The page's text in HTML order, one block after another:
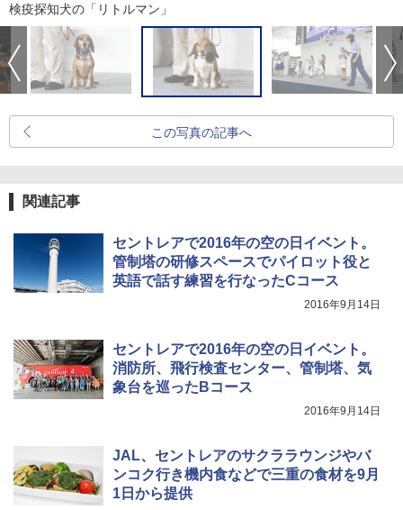
検疫探知犬の「リトルマン」
この写真の記事へ
関連記事
セントレアで2016年の空の日イベント。
管制塔の研修スペースでパイロット役と
英語で話す練習を行なったCコース
2016年9月14日
セントレアで2016年の空の日イベント。
消防所、飛行検査センター、管制塔、気
象台を巡ったBコース
2016年9月14日
JAL、セントレアのサクララウンジやバ
ンコク行き機内食などで三重の食材を9月
1日から提供